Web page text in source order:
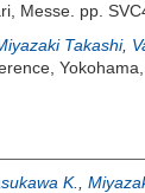
Messe. pp.
Takashi,
K.